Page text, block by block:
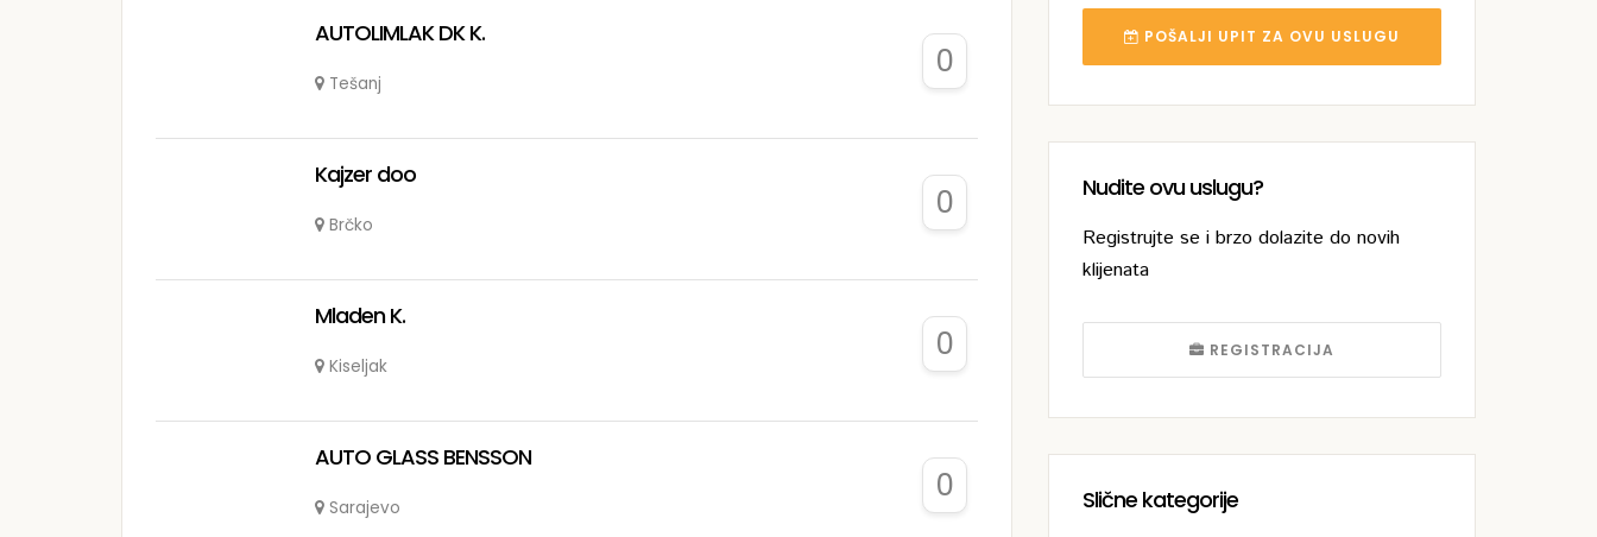
POŠALJI UPIT ZA OVU USLUGU
Nudite ovu uslugu?
Registrujte se i brzo dolazite do novih
klijenata
REGISTRACIJA
Slične kategorije
AUTOLIMLAK DK K.
Tešanj
0
Kajzer doo
Brčko
0
Mladen K.
Kiseljak
0
AUTO GLASS BENSSON
Sarajevo
0